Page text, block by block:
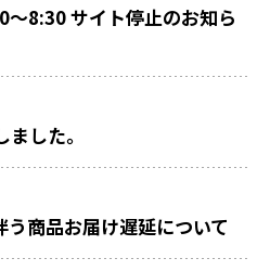
～8:30 サイト停止のお知ら
した。
商品お届け遅延について